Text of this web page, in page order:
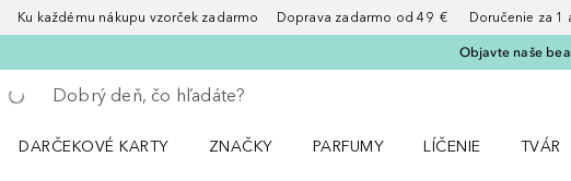
Ku každému nákupu vzorček zadarmo Doprava zadarmo od 49 € Doručenie za 1
Objavte naše
Choď späť
Vykonajte vyhľadávanie
DARČEKOVÉ KARTY
ZNAČKY
PARFUMY
LÍČENIE
TVÁR